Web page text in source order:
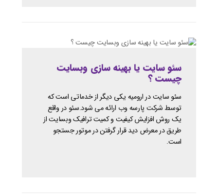
سئو سایت یا بهینه سازی وبسایت
چیست ؟
سئو سایت در ارومیه یکی دیگر از خدماتی است که
توسط شرکت پارسه وب ارائه می شود.سئو در واقع
یک روش افزایش کیفیت و کمیت ترافیک وبسایت از
طریق در معرض دید قرار گرفتن در موتور جستجو
است.